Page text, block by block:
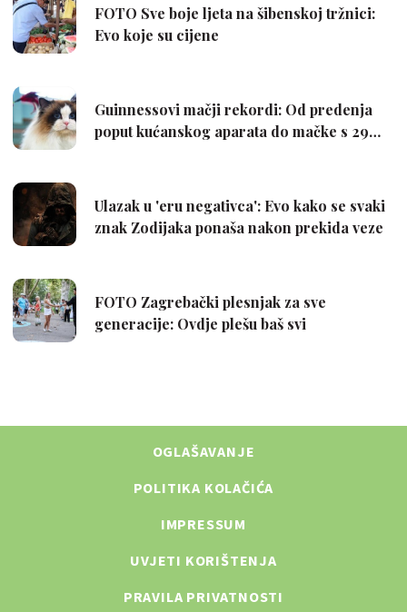
OGLAŠAVANJE
POLITIKA KOLAČIĆA
IMPRESSUM
UVJETI KORIŠTENJA
PRAVILA PRIVATNOSTI